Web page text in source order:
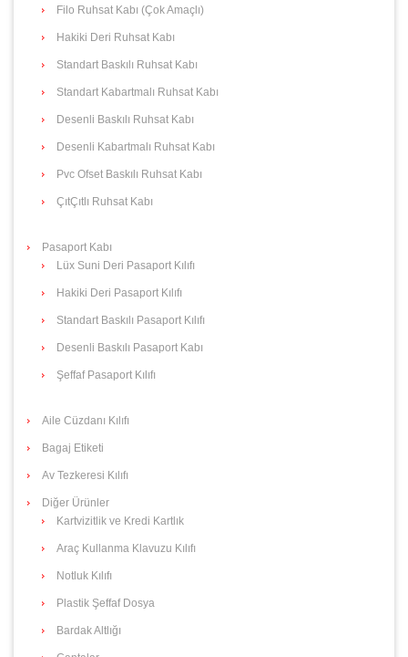
Filo Ruhsat Kabı (Çok Amaçlı)
Hakiki Deri Ruhsat Kabı
Standart Baskılı Ruhsat Kabı
Standart Kabartmalı Ruhsat Kabı
Desenli Baskılı Ruhsat Kabı
Desenli Kabartmalı Ruhsat Kabı
Pvc Ofset Baskılı Ruhsat Kabı
ÇıtÇıtlı Ruhsat Kabı
Pasaport Kabı
Lüx Suni Deri Pasaport Kılıfı
Hakiki Deri Pasaport Kılıfı
Standart Baskılı Pasaport Kılıfı
Desenli Baskılı Pasaport Kabı
Şeffaf Pasaport Kılıfı
Aile Cüzdanı Kılıfı
Bagaj Etiketi
Av Tezkeresi Kılıfı
Diğer Ürünler
Kartvizitlik ve Kredi Kartlık
Araç Kullanma Klavuzu Kılıfı
Notluk Kılıfı
Plastik Şeffaf Dosya
Bardak Altlığı